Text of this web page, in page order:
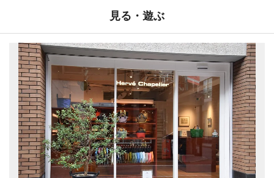
見る・遊ぶ